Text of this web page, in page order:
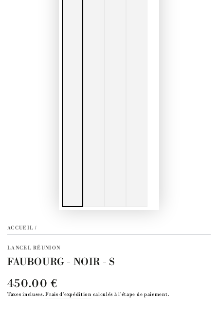
ACCUEIL /
LANCEL RÉUNION
FAUBOURG - NOIR - S
Prix
normal
450.00 €
Taxes incluses.Frais d'expédition calculés à l'étape de paiement.